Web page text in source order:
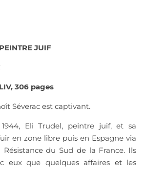
JUIF
306 pages
Séverac est captivant.
Eli Trudel, peintre juif, et sa
en zone libre puis en Espagne via
Résistance du Sud de la France. Ils
eux que quelques affaires et les